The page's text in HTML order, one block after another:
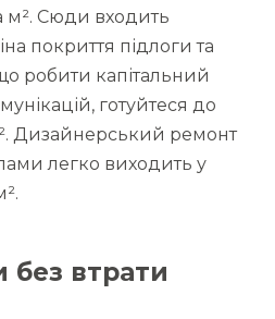
м². Сюди входить
покриття підлоги та
робити капітальний
готуйтеся до
Дизайнерський ремонт
легко виходить у
без втрати